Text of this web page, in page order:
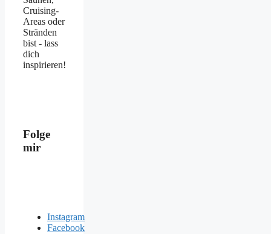
Cruising-
Areas oder
Stränden
bist - lass
dich
inspirieren!
Folge
mir
Instagram
Facebook